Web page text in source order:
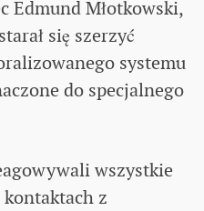
Edmund Młotkowski,
się szerzyć
systemu
do specjalnego
wszystkie
z